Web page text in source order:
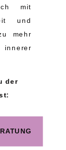
mit
und
mehr
innerer
der